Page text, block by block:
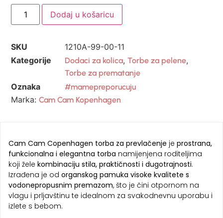
Dodaj u košaricu
SKU
1210A-99-00-11
Kategorije
Dodaci za kolica,Torbe za pelene,
Torbe za prematanje
Oznaka #mamepreporucuju
Marka:Cam Cam Kopenhagen
Cam Cam Copenhagen torba za prevlačenje je prostrana,
funkcionalna i elegantna torba namijenjena roditeljima
koji žele kombinaciju stila, praktičnosti i dugotrajnosti.
Izrađena je od organskog pamuka visoke kvalitete s
vodonepropusnim premazom, što je čini otpornom na
vlagu i prljavštinu te idealnom za svakodnevnu uporabu i
izlete s bebom.